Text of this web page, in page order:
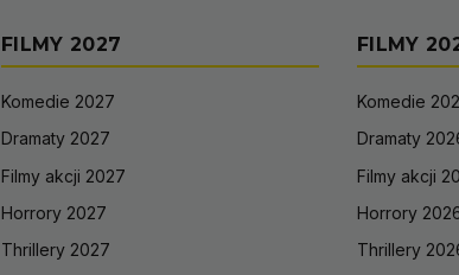
FILMY 2027
Komedie 2027
Dramaty 2027
Filmy akcji 2027
Horrory 2027
Thrillery 2027
FILMY
Komedie
Dramaty
Filmy akcji
Horrory
Thrillery